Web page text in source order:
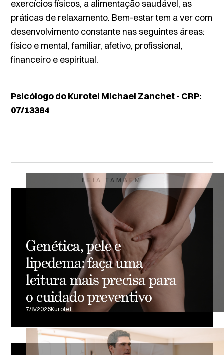
exercícios físicos, a alimentação saudável, as
práticas de relaxamento. Bem-estar tem a ver com
desenvolvimento constante nas seguintes áreas:
físico e mental, familiar, afetivo, profissional,
financeiro e espiritual.
Psicólogo do Kurotel Michael Zanchet - CRP:
07/13384
LEIA TAMBÉM
Genética, pele e
lipedema: faça uma
leitura mais precisa para
o cuidado preventivo
7/8/2026Kurotel